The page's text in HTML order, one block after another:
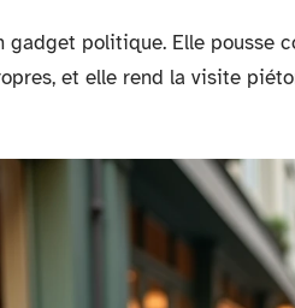
gadget politique. Elle pousse
et elle rend la visite